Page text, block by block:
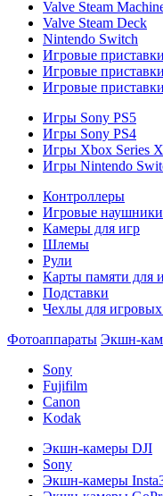
Valve Steam
Valve Steam Deck
Nintendo Switch
Игровые
Игровые
Игровые
Игры Sony PS5
Игры Sony PS4
Игры Xbox Series
Игры Nintendo
Контроллеры
Игровые наушники
Камеры для игр
Шлемы
Рули
Карты памяти для
Подставки
Чехлы для игровых
Фотоаппараты Экшн-
Sony
Fujifilm
Canon
Kodak
Экшн-камеры DJI
Sony
Экшн-камеры